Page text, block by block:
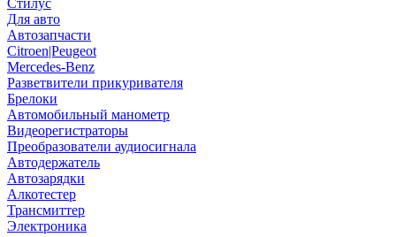
Стилус
Для авто
Автозапчасти
Citroen|Peugeot
Mercedes-Benz
Разветвители прикуривателя
Брелоки
Автомобильный манометр
Видеорегистраторы
Преобразователи аудиосигнала
Автодержатель
Автозарядки
Алкотестер
Трансмиттер
Электроника